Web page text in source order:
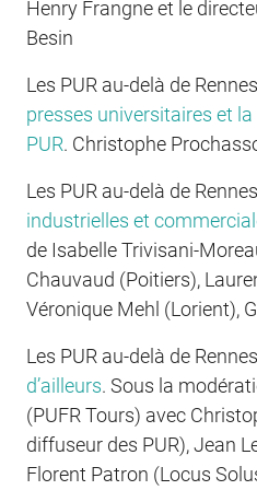
Henry Frangne et le
Besin
Les PUR au-delà de
presses universitaires et
PUR. Christophe
Les PUR au-delà de
industrielles et
de Isabelle Trivisani-
Chauvaud (Poitiers),
Véronique Mehl (Lorient),
Les PUR au-delà de
d’ailleurs. Sous la
(PUFR Tours) avec
diffuseur des PUR), Jean
Florent Patron (Locus